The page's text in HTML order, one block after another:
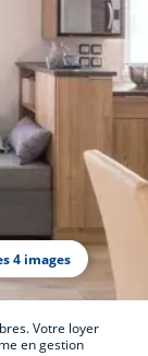
4 images
Votre loyer
en gestion